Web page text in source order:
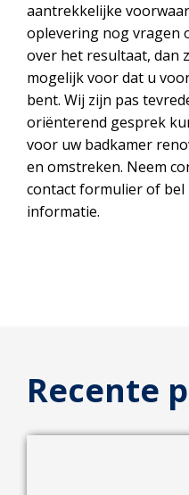
aantrekkelijke
oplevering nog vragen
over het resultaat, dan
mogelijk voor dat u
bent. Wij zijn pas
oriënterend gesprek
voor uw badkamer
en omstreken. Neem
contact formulier of bel
informatie.
Recente